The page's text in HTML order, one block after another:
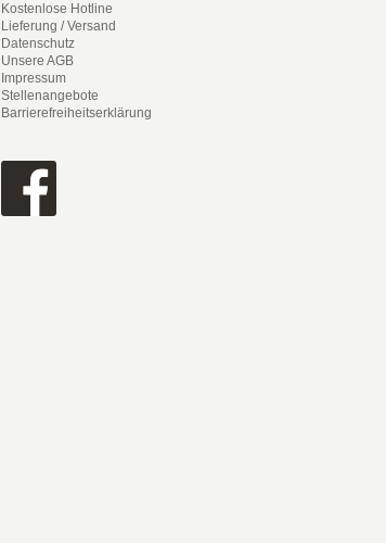
Kostenlose Hotline
Lieferung / Versand
Datenschutz
Unsere AGB
Impressum
Stellenangebote
Barrierefreiheitserklärung